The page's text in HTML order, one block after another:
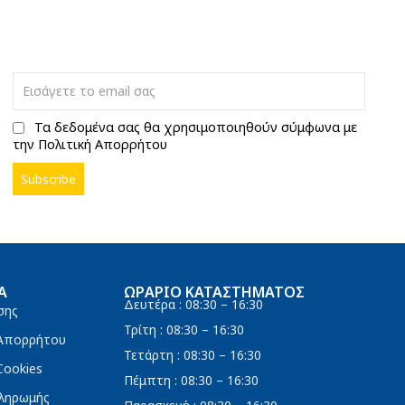
Τα δεδομένα σας θα χρησιμοποιηθούν σύμφωνα με
την Πολιτική Απορρήτου
ΩΡΆΡΙΟ ΚΑΤΑΣΤΉΜΑΤΟΣ
Δευτέρα : 08:30 – 16:30
Τρίτη : 08:30 – 16:30
Τετάρτη : 08:30 – 16:30
Πέμπτη : 08:30 – 16:30